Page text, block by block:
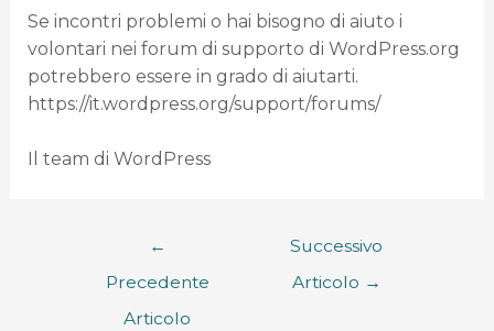
Se incontri problemi o hai bisogno di aiuto i
volontari nei forum di supporto di WordPress.org
potrebbero essere in grado di aiutarti.
https://it.wordpress.org/support/forums/
Il team di WordPress
←
Precedente
Articolo
Successivo
Articolo →